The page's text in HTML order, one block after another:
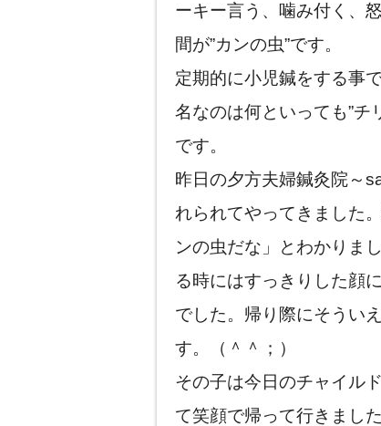
ーキー言う、噛み付く、
間が”カンの虫”です。
定期的に小児鍼をする事
名なのは何といっても”チ
です。
昨日の夕方夫婦鍼灸院～
れられてやってきました
ンの虫だな」とわかりま
る時にはすっきりした顔
でした。帰り際にそうい
す。（＾＾；）
その子は今日のチャイル
て笑顔で帰って行きました